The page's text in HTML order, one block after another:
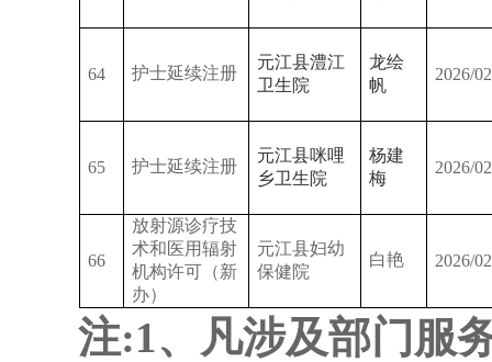
64 护士延续注册
元江县澧江
卫生院
龙绘
帆
2026/
65 护士延续注册
元江县咪哩
乡卫生院
杨建
梅
2026/
66
放射源诊疗技
术和医用辐射
机构许可（新
办）
元江县妇幼
保健院
白艳 2026/
注:1、凡涉及部门服